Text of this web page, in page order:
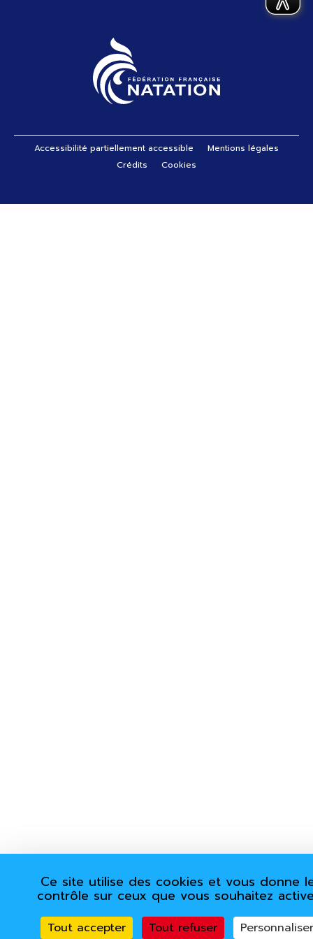
Pied de page
Accessibilité partiellement accessible
Mentions légales
Crédits
Cookies
Ce site utilise des cookies et vous donne
contrôle sur ceux que vous souhaitez
Tout accepter Tout refuser Personnaliser